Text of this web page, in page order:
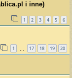
i inne)
1 2 3 4 5 6
1 17 18 19 20